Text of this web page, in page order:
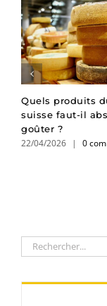
Quels produits
suisse faut-il
goûter ?
22/04/2026 | 0
Rechercher: